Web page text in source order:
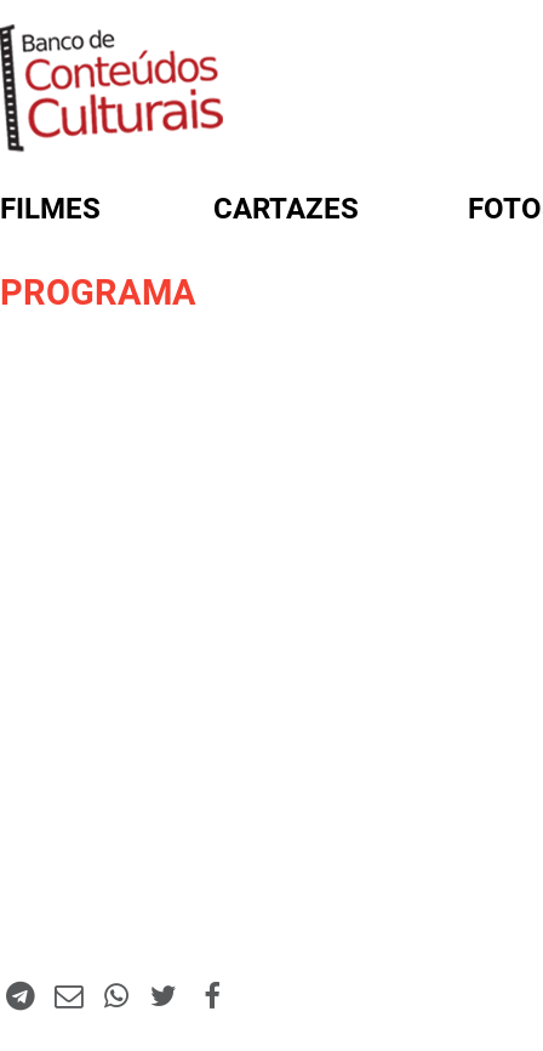
FILMES CARTAZES
PROGRAMAFORMULÁRIO DE BUSCA